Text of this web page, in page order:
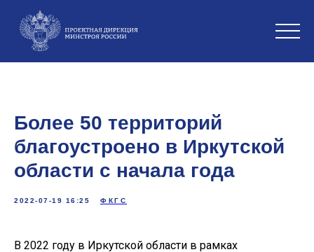
Более 50 территорий
благоустроено в Иркутской
области с начала года
2022-07-19 16:25 ФКГС
В 2022 году в Иркутской области в рамках